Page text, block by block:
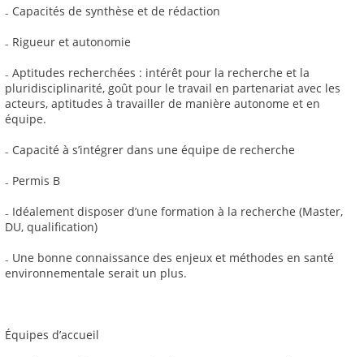
₋ Capacités de synthèse et de rédaction
₋ Rigueur et autonomie
₋ Aptitudes recherchées : intérêt pour la recherche et la
pluridisciplinarité, goût pour le travail en partenariat avec les
acteurs, aptitudes à travailler de manière autonome et en
équipe.
₋ Capacité à s’intégrer dans une équipe de recherche
₋ Permis B
₋ Idéalement disposer d’une formation à la recherche (Master,
DU, qualification)
₋ Une bonne connaissance des enjeux et méthodes en santé
environnementale serait un plus.
Équipes d’accueil